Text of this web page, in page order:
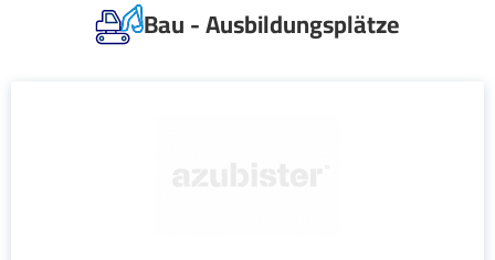
Bau - Ausbildungsplätze